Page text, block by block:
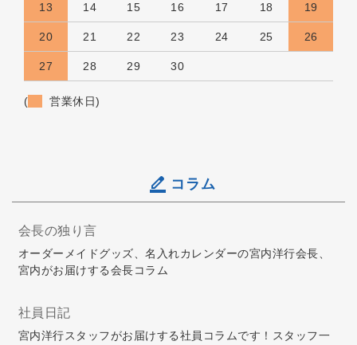
13 14 15 16 17 18 19
20 21 22 23 24 25 26
27 28 29 30
( 営業休日)
コラム
会長の独り言
オーダーメイドグッズ、名入れカレンダーの宮内洋行会長、
宮内がお届けする会長コラム
社員日記
宮内洋行スタッフがお届けする社員コラムです！スタッフ一